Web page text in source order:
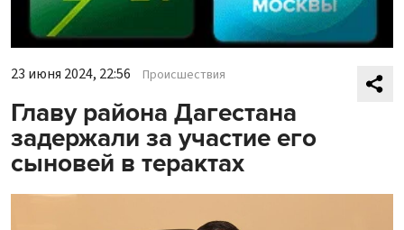
23 июня 2024, 22:56 Происшествия
Главу района Дагестана
задержали за участие его
сыновей в терактах